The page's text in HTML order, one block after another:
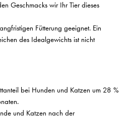
Geschmacks wir Ihr Tier dieses
Fütterung geeignet. Ein
des Idealgewichts ist nicht
bei Hunden und Katzen um 28 %
und Katzen nach der